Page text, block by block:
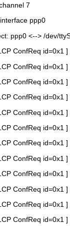
7
ppp0
ppp0 <--> /dev/
ConfReq id=0x1 ]
ConfReq id=0x1 ]
ConfReq id=0x1 ]
ConfReq id=0x1 ]
ConfReq id=0x1 ]
ConfReq id=0x1 ]
ConfReq id=0x1 ]
ConfReq id=0x1 ]
ConfReq id=0x1 ]
ConfReq id=0x1 ]
ConfReq id=0x1 ]
ConfReq id=0x1 ]